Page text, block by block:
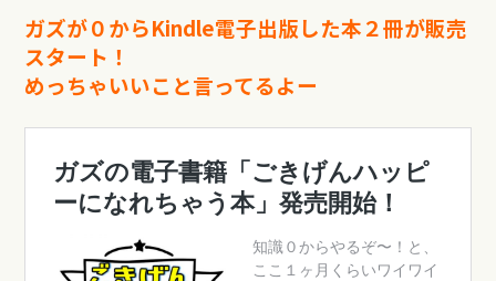
ガズが０からKindle電子出版した本２冊が販売
スタート！
めっちゃいいこと言ってるよー